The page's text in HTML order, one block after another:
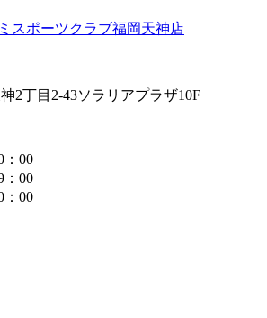
2丁目2-43ソラリアプラザ10F
：00
：00
：00